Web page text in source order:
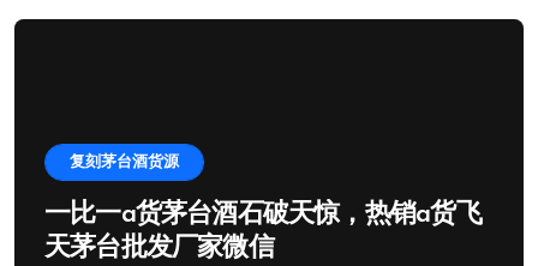
复刻茅台酒货源
一比一a货茅台酒石破天惊，热销a货飞
天茅台批发厂家微信